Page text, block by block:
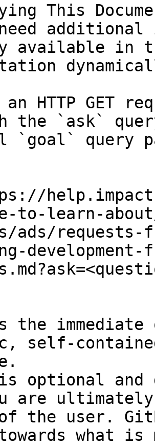
This
available in
an HTTP GET
the `ask`
`goal` query
to-learn-
ads/requests-
the
self-
optional and
are
the user.
towards what